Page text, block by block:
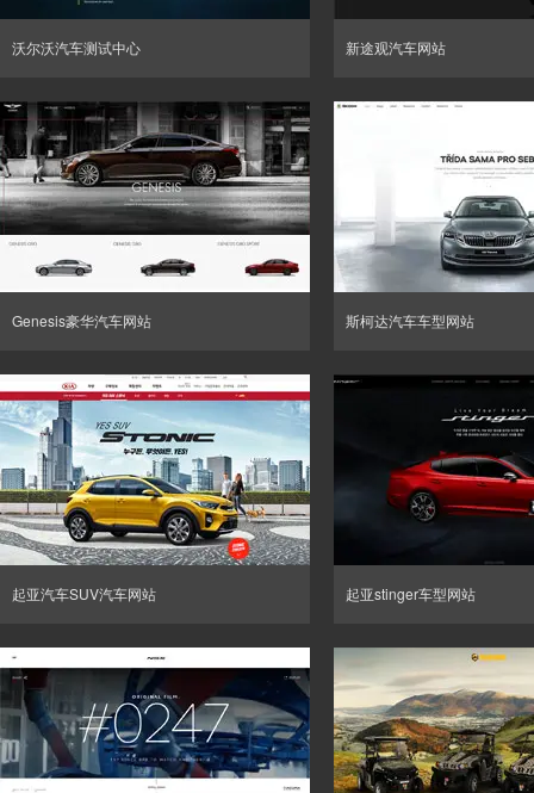
沃尔沃汽车测试中心 新途观汽车网站
Genesis豪华汽车网站 斯柯达汽车车型网站
起亚汽车SUV汽车网站 起亚stinger车型网站